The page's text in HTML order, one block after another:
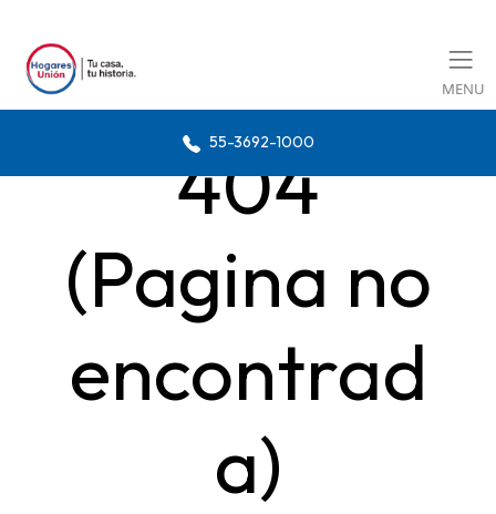
MENU
55-3692-1000
404
(Pagina no
encontrad
a)